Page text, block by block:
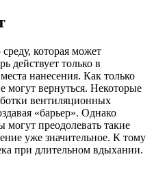
которая может
действует только в
нанесения. Как только
могут вернуться. Некоторые
вентиляционных
«барьер». Однако
могут преодолевать такие
уже значительное. К тому
при длительном вдыхании.